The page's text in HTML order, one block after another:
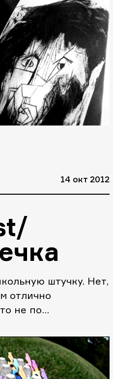
14 окт 2012
штучку. Нет,
отлично
не по